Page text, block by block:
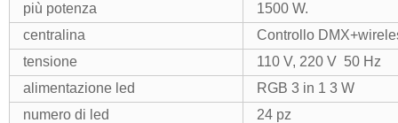
più potenza
1500 W.
centralina
Controllo
tensione
110 V, 220 V 50 Hz
alimentazione led
RGB 3 in 1 3 W
numero di led
24 pz